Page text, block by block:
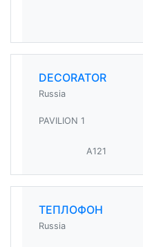
DECORATOR
Russia
PAVILION 1
A121
ТЕПЛОФОН
Russia